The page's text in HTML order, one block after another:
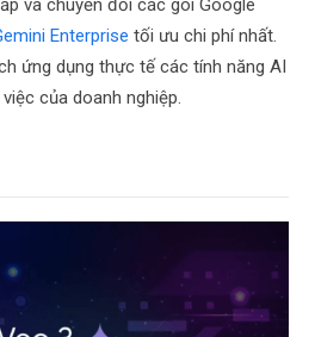
và chuyển đổi các gói Google
Enterprise tối ưu chi phí nhất.
ứng dụng thực tế các tính năng AI
của doanh nghiệp.